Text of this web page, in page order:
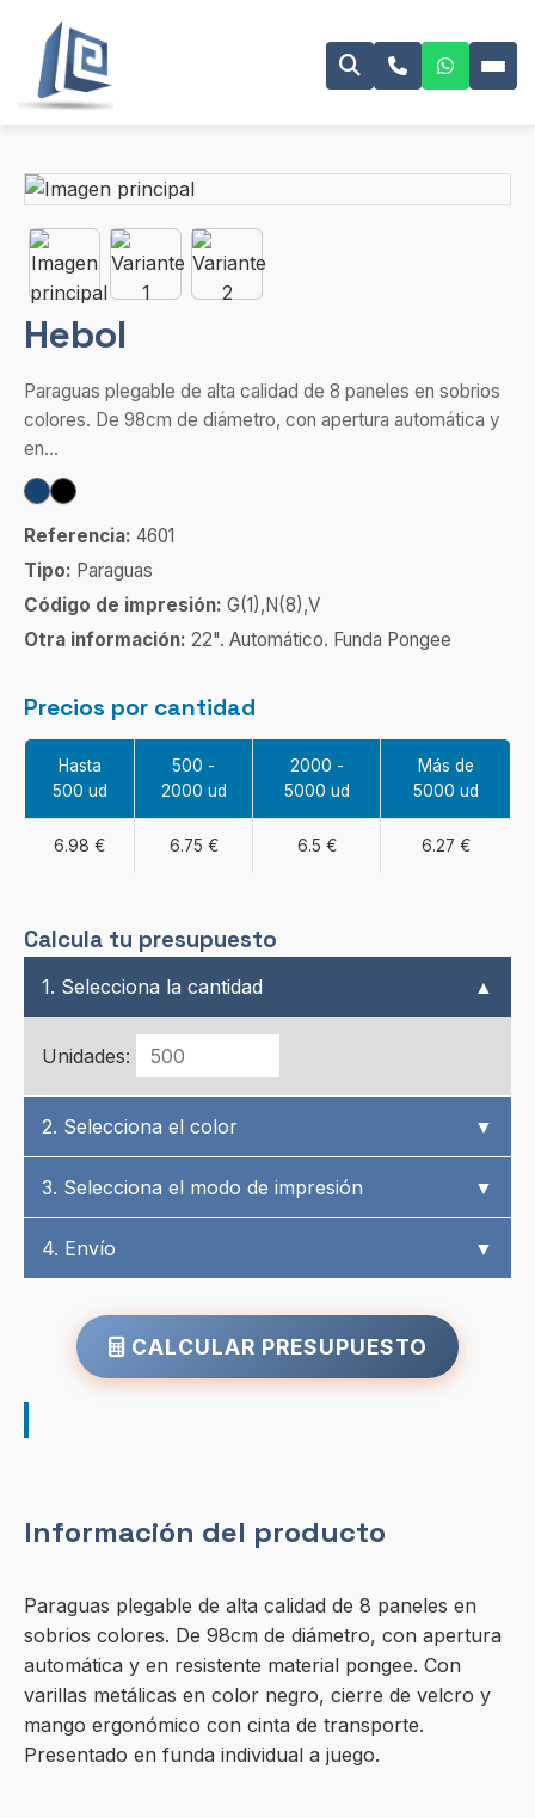
Hebol
Paraguas plegable de alta calidad de 8 paneles en sobrios
colores. De 98cm de diámetro, con apertura automática y
en...
Referencia: 4601
Tipo: Paraguas
Código de impresión: G(1),N(8),V
Otra información: 22". Automático. Funda Pongee
Precios por cantidad
Hasta
500 ud
500 -
2000 ud
2000 -
5000 ud
Más de
5000 ud
6.98 € 6.75 € 6.5 € 6.27 €
Calcula tu presupuesto
1. Selecciona la cantidad ▲
Unidades:
2. Selecciona el color ▼
3. Selecciona el modo de impresión ▼
4. Envío ▼
CALCULAR PRESUPUESTO
Información del producto
Paraguas plegable de alta calidad de 8 paneles en
sobrios colores. De 98cm de diámetro, con apertura
automática y en resistente material pongee. Con
varillas metálicas en color negro, cierre de velcro y
mango ergonómico con cinta de transporte.
Presentado en funda individual a juego.